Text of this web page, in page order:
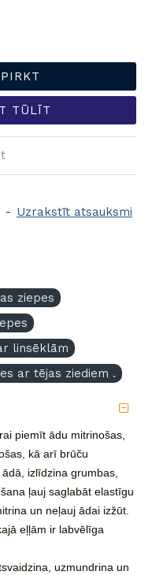
- Uzrakstīt atsauksmi
TŪLĪT
ziepes
linsēklām
ar tējas ziediem .
piemīt ādu mitrinošas,
kā arī brūču
izlīdzina grumbas,
ļauj saglabāt elastīgu
un neļauj ādai izžūt.
eļļām ir labvēlīga
uzmundrina un